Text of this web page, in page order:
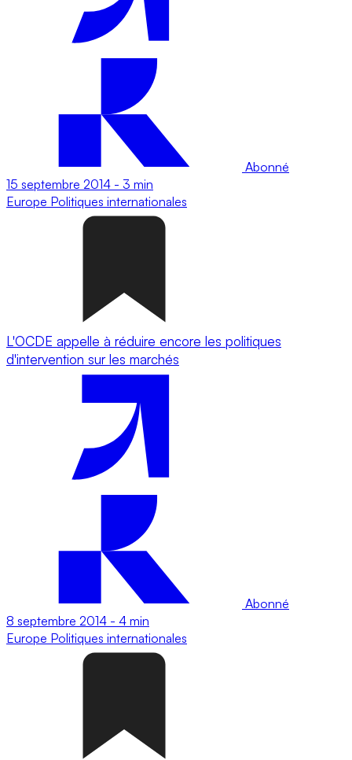
Abonné
15 septembre 2014 - 3 min
Europe Politiques internationales
L'OCDE appelle à réduire encore les politiques
d'intervention sur les marchés
Abonné
8 septembre 2014 - 4 min
Europe Politiques internationales